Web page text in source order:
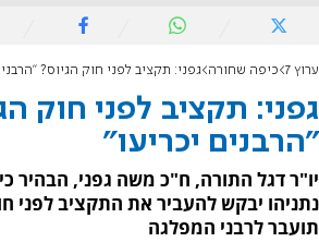
ערוץ 7 כיפה שחורה גפני: תקציב לפני חוק הגיוס?
גפני: תקציב לפני חוק
"הרבנים יכריעו"
יו"ר דגל התורה, ח"כ משה גפני,
נתניהו יבקש להעביר את התקציב לפני
תועבר לרבני המפלגה